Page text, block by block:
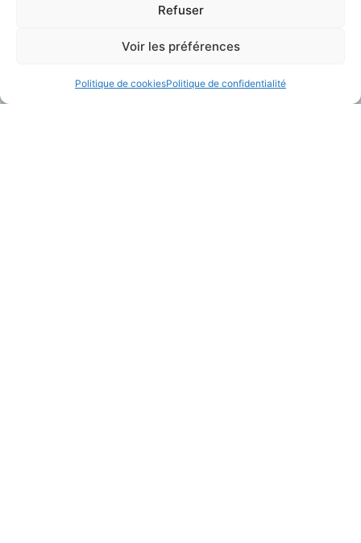
Refuser
Voir les préférences
Politique de cookiesPolitique de confidentialité